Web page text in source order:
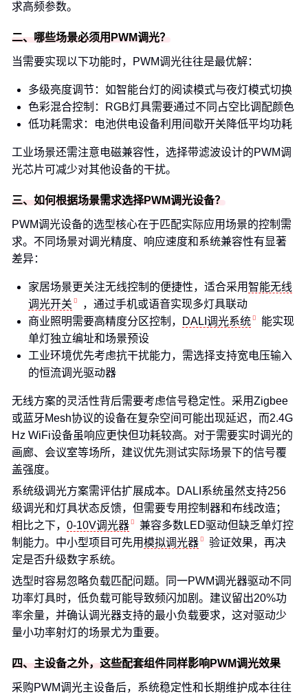
求高频参数。
二、哪些场景必须用PWM调光？
当需要实现以下功能时，PWM调光往往是最优解：
多级亮度调节：如智能台灯的阅读模式与夜灯模式切换
色彩混合控制：RGB灯具需要通过不同占空比调配颜色
低功耗需求：电池供电设备利用间歇开关降低平均功耗
工业场景还需注意电磁兼容性，选择带滤波设计的PWM调
光芯片可减少对其他设备的干扰。
三、如何根据场景需求选择PWM调光设备？
PWM调光设备的选型核心在于匹配实际应用场景的控制需
求。不同场景对调光精度、响应速度和系统兼容性有显著
差异：
家居场景更关注无线控制的便捷性，适合采用智能无线
调光开关
，通过手机或语音实现多灯具联动
商业照明需要高精度分区控制，
DALI调光系统
能实现
单灯独立编址和场景预设
工业环境优先考虑抗干扰能力，需选择支持宽电压输入
的恒流调光驱动器
无线方案的灵活性背后需要考虑信号稳定性。采用Zigbee
或蓝牙Mesh协议的设备在复杂空间可能出现延迟，而2.4G
Hz WiFi设备虽响应更快但功耗较高。对于需要实时调光的
画廊、会议室等场所，建议优先测试实际场景下的信号覆
盖强度。
系统级调光方案需评估扩展成本。DALI系统虽然支持256
级调光和灯具状态反馈，但需要专用控制器和布线改造；
相比之下， 0-10V调光器
兼容多数LED驱动但缺乏单灯控
制能力。中小型项目可先用模拟调光器
验证效果，再决
定是否升级数字系统。
选型时容易忽略负载匹配问题。同一PWM调光器驱动不同
功率灯具时，低负载可能导致频闪加剧。建议留出20%功
率余量，并确认调光器支持的最小负载要求，这对驱动少
量小功率射灯的场景尤为重要。
四、主设备之外，这些配套组件同样影响PWM调光效果
采购PWM调光主设备后，系统稳定性和长期维护成本往往